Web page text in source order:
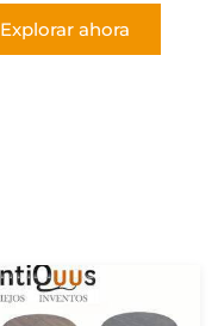
Explorar ahora